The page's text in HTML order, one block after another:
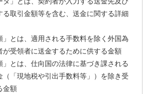
る取引金額等を含む、送金に関する詳細
」とは、適用される手数料を除く外国為
が受領者に送金するために供する金額
」とは、仕向国の法律に基づき課される
（「現地税や引出手数料等」）を除き受
金額